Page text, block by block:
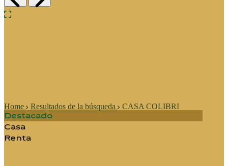
Home Resultados de la búsqueda CASA COLIBRI
Destacado
Casa
Renta